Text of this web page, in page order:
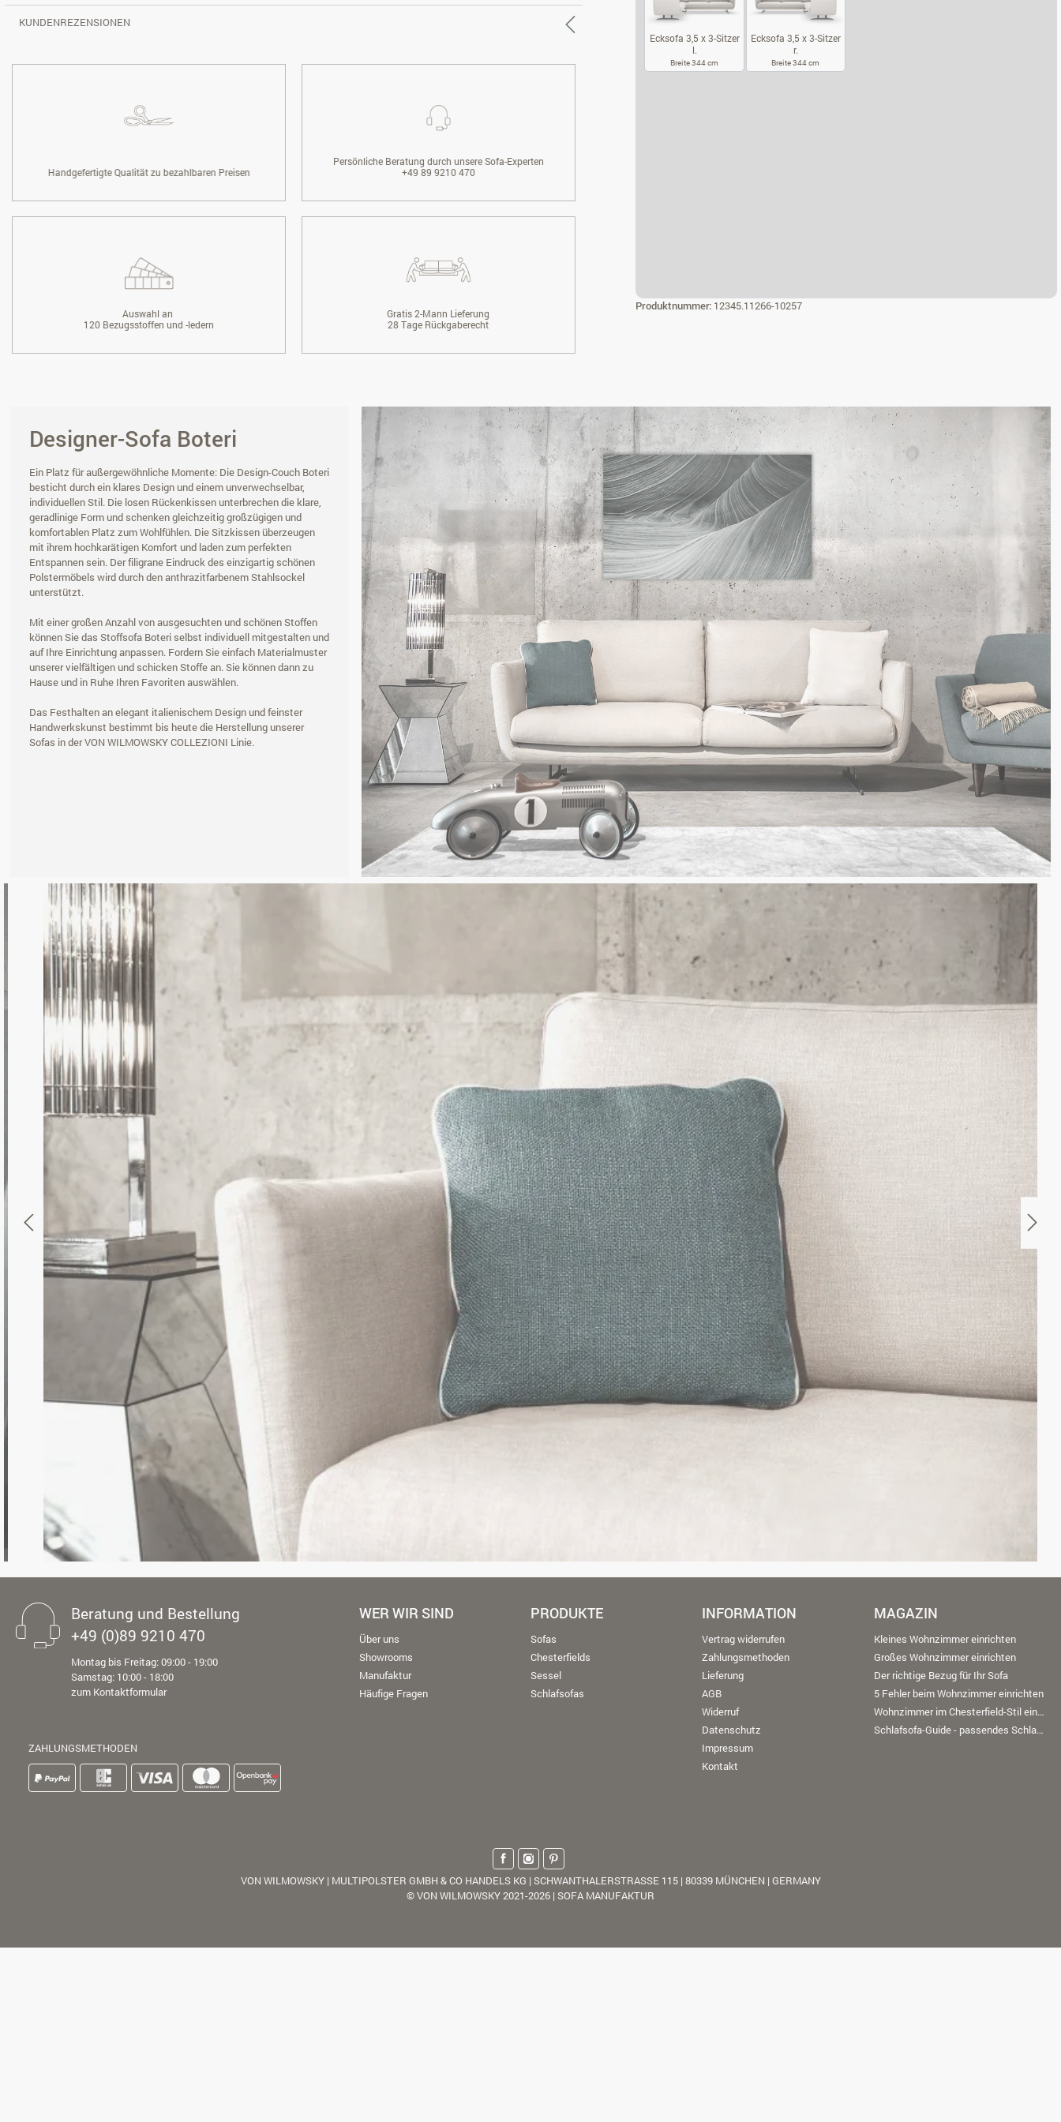
Ecksofa 3,5 x 3-Sitzer
l.
Breite 344 cm
Ecksofa 3,5 x 3-Sitzer
r.
Breite 344 cm
Produktnummer: 12345.11266-10257
KUNDENREZENSIONEN
Handgefertigte Qualität zu bezahlbaren Preisen
Persönliche Beratung durch unsere Sofa-Experten
+49 89 9210 470
Auswahl an
120 Bezugsstoffen und -ledern
Gratis 2-Mann Lieferung
28 Tage Rückgaberecht
Designer-Sofa Boteri
Ein Platz für außergewöhnliche Momente: Die Design-Couch Boteri
besticht durch ein klares Design und einem unverwechselbar,
individuellen Stil. Die losen Rückenkissen unterbrechen die klare,
geradlinige Form und schenken gleichzeitig großzügigen und
komfortablen Platz zum Wohlfühlen. Die Sitzkissen überzeugen
mit ihrem hochkarätigen Komfort und laden zum perfekten
Entspannen sein. Der filigrane Eindruck des einzigartig schönen
Polstermöbels wird durch den anthrazitfarbenem Stahlsockel
unterstützt.
Mit einer großen Anzahl von ausgesuchten und schönen Stoffen
können Sie das Stoffsofa Boteri selbst individuell mitgestalten und
auf Ihre Einrichtung anpassen. Fordern Sie einfach Materialmuster
unserer vielfältigen und schicken Stoffe an. Sie können dann zu
Hause und in Ruhe Ihren Favoriten auswählen.
Das Festhalten an elegant italienischem Design und feinster
Handwerkskunst bestimmt bis heute die Herstellung unserer
Sofas in der VON WILMOWSKY COLLEZIONI Linie.
Beratung und Bestellung
+49 (0)89 9210 470
Montag bis Freitag: 09:00 - 19:00
Samstag: 10:00 - 18:00
zum Kontaktformular
ZAHLUNGSMETHODEN
WER WIR SIND
Über uns
Showrooms
Manufaktur
Häufige Fragen
PRODUKTE
Sofas
Chesterfields
Sessel
Schlafsofas
INFORMATION
Vertrag widerrufen
Zahlungsmethoden
Lieferung
AGB
Widerruf
Datenschutz
Impressum
Kontakt
MAGAZIN
Kleines Wohnzimmer einrichten
Großes Wohnzimmer einrichten
Der richtige Bezug für Ihr Sofa
5 Fehler beim Wohnzimmer einrichten
Wohnzimmer im Chesterfield-Stil einrichten
Schlafsofa-Guide - passendes Schlafsofa finden
VON WILMOWSKY | MULTIPOLSTER GMBH & CO HANDELS KG | SCHWANTHALERSTRASSE 115 | 80339 MÜNCHEN | GERMANY
© VON WILMOWSKY 2021-2026 | SOFA MANUFAKTUR